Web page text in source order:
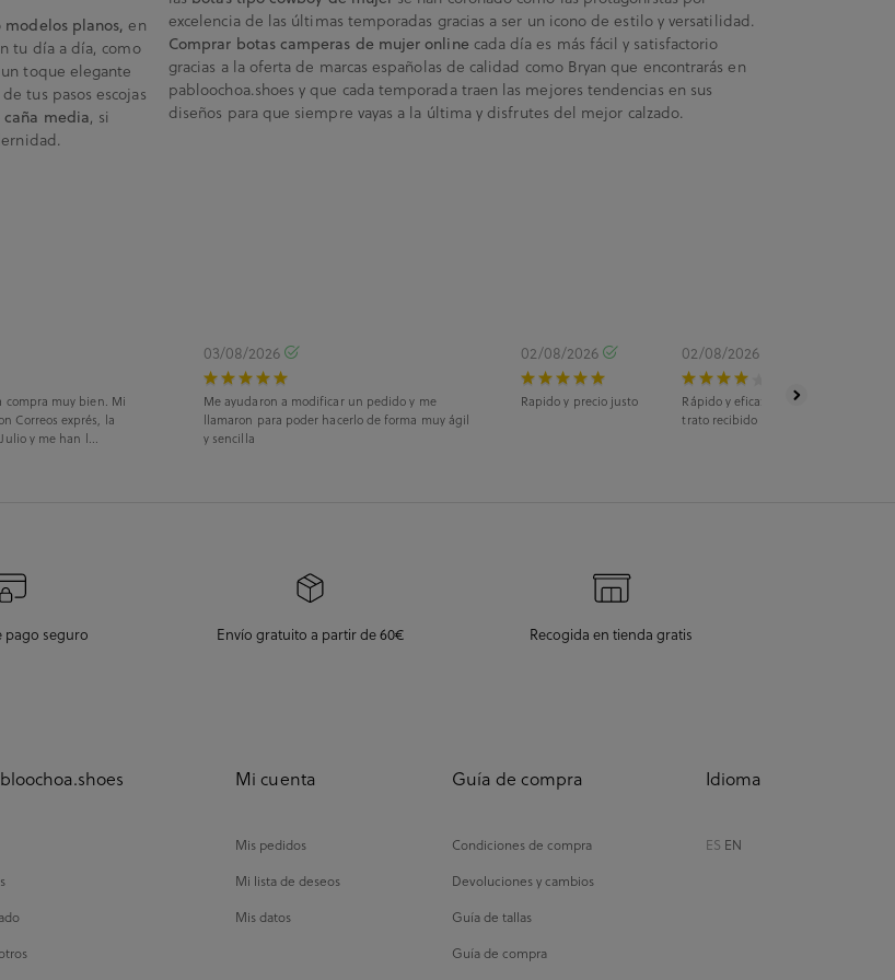
modelos planos, en
tu día a día, como
toque elegante
tus pasos escojas
caña media, si
excelencia de las últimas temporadas gracias a ser un icono de estilo y versatilidad.
Comprar botas camperas de mujer online cada día es más fácil y satisfactorio
gracias a la oferta de marcas españolas de calidad como Bryan que encontrarás en
pabloochoa.shoes y que cada temporada traen las mejores tendencias en sus
diseños para que siempre vayas a la última y disfrutes del mejor calzado.
muy bien. Mi
Correos exprés, la
y me han l...
03/08/2026
Me ayudaron a modificar un pedido y me
llamaron para poder hacerlo de forma muy ágil
y sencilla
02/08/2026
Rapido y precio justo
02/08/2026
Rápido y eficaz. La recogida fue en
trato recibido fue estupendo.
pago seguro Envío gratuito a partir de 60€ Recogida en tienda gratis
Mi cuenta
Mis pedidos
Mi lista de deseos
Mis datos
Guía de compra
Condiciones de compra
Devoluciones y cambios
Guía de tallas
Guía de compra
Idioma
ES EN